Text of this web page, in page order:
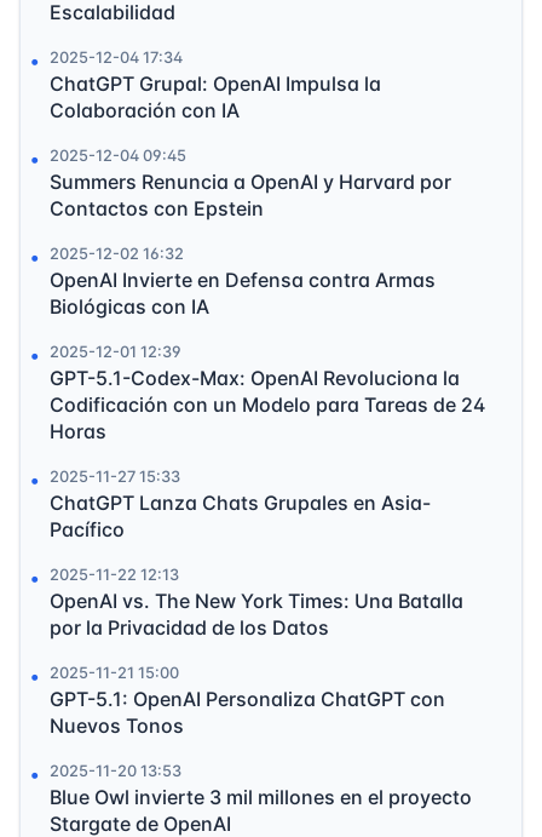
Escalabilidad
2025-12-04 17:34
ChatGPT Grupal: OpenAI Impulsa la
Colaboración con IA
2025-12-04 09:45
Summers Renuncia a OpenAI y Harvard por
Contactos con Epstein
2025-12-02 16:32
OpenAI Invierte en Defensa contra Armas
Biológicas con IA
2025-12-01 12:39
GPT-5.1-Codex-Max: OpenAI Revoluciona la
Codificación con un Modelo para Tareas de 24
Horas
2025-11-27 15:33
ChatGPT Lanza Chats Grupales en Asia-
Pacífico
2025-11-22 12:13
OpenAI vs. The New York Times: Una Batalla
por la Privacidad de los Datos
2025-11-21 15:00
GPT-5.1: OpenAI Personaliza ChatGPT con
Nuevos Tonos
2025-11-20 13:53
Blue Owl invierte 3 mil millones en el proyecto
Stargate de OpenAI